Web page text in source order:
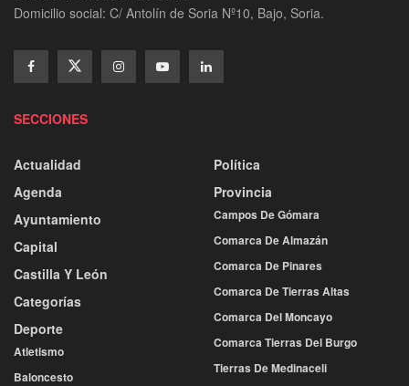
Domicilio social: C/ Antolín de Soria Nº10, Bajo, Soria.
SECCIONES
Actualidad
Agenda
Ayuntamiento
Capital
Castilla Y León
Categorías
Deporte
Atletismo
Baloncesto
Política
Provincia
Campos De Gómara
Comarca De Almazán
Comarca De Pinares
Comarca De Tierras Altas
Comarca Del Moncayo
Comarca Tierras Del Burgo
Tierras De Medinaceli